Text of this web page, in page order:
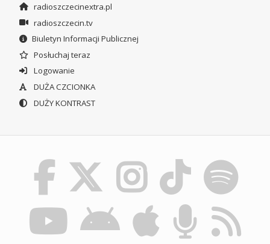
radioszczecinextra.pl
radioszczecin.tv
Biuletyn Informacji Publicznej
Posłuchaj teraz
Logowanie
DUŻA CZCIONKA
DUŻY KONTRAST